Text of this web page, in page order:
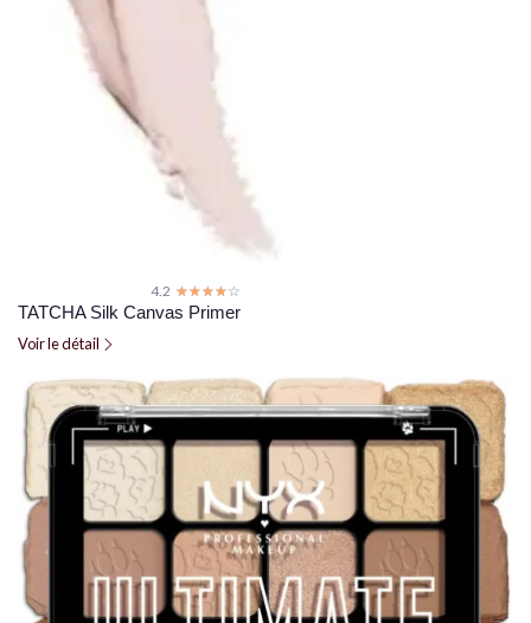
4.2 ☆☆☆☆☆
★★★★★
TATCHA Silk Canvas Primer
Voir le détail